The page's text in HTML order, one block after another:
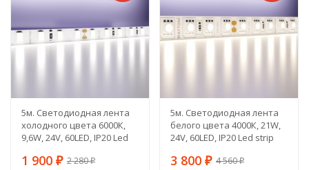
5м. Светодиодная лента
холодного цвета 6000К,
9,6W, 24V, 60LED, IP20 Led
1 900 ₽ 2 280₽
5м. Светодиодная лента
белого цвета 4000К, 21W,
24V, 60LED, IP20 Led strip
3 800 ₽ 4 560₽